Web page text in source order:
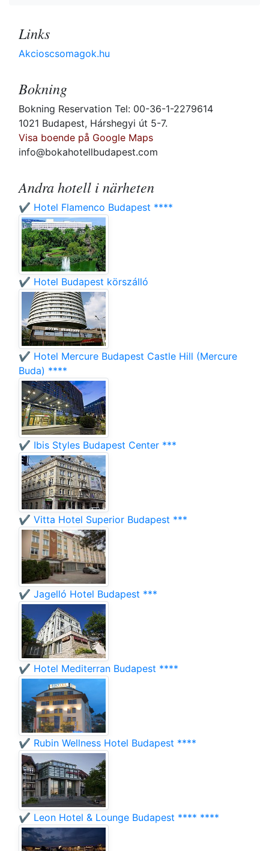
Links
Akcioscsomagok.hu
Bokning
Bokning Reservation Tel: 00-36-1-2279614
1021 Budapest, Hárshegyi út 5-7.
Visa boende på Google Maps
info@bokahotellbudapest.com
Andra hotell i närheten
✔️ Hotel Flamenco Budapest ****
✔️ Hotel Budapest körszálló
✔️ Hotel Mercure Budapest Castle Hill (Mercure
Buda) ****
✔️ Ibis Styles Budapest Center ***
✔️ Vitta Hotel Superior Budapest ***
✔️ Jagelló Hotel Budapest ***
✔️ Hotel Mediterran Budapest ****
✔️ Rubin Wellness Hotel Budapest ****
✔️ Leon Hotel & Lounge Budapest **** ****